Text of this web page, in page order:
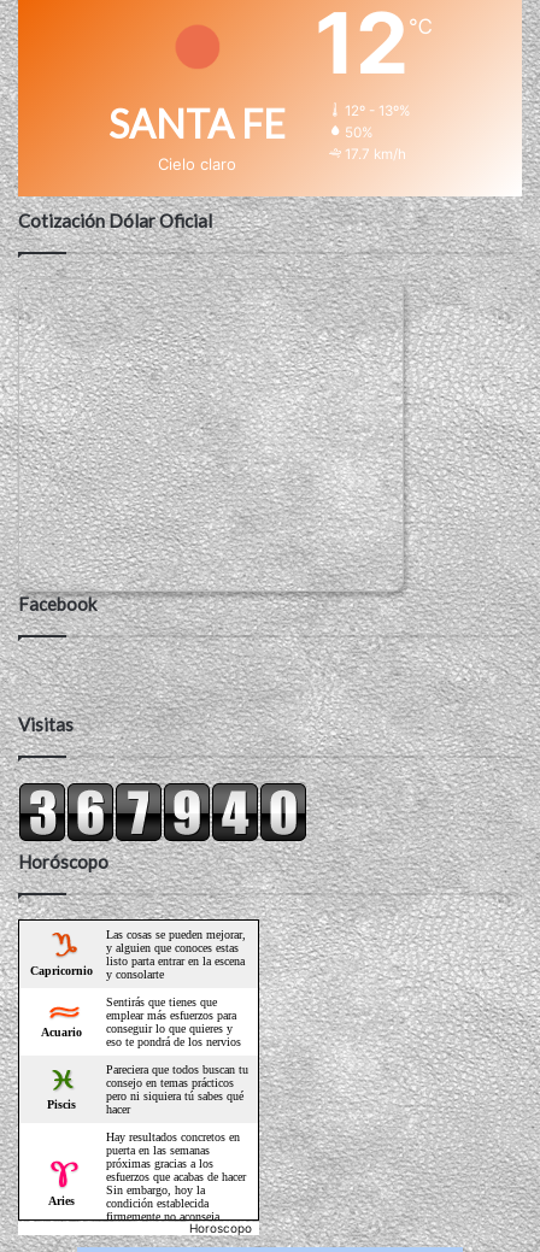
SANTA FE
Cielo claro
12℃
12º - 13º%
50%
17.7 km/h
Cotización Dólar Oficial
Facebook
Visitas
Horóscopo
Horoscopo